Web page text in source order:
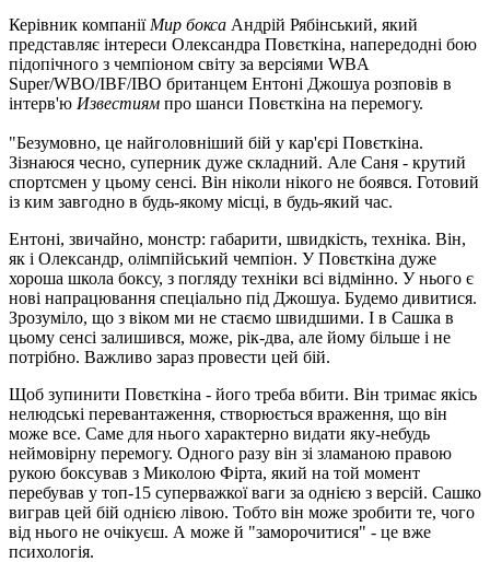
Керівник компанії Мир бокса Андрій Рябінський, який
представляє інтереси Олександра Повєткіна, напередодні бою
підопічного з чемпіоном світу за версіями WBA
Super/WBO/IBF/IBO британцем Ентоні Джошуа розповів в
інтерв'ю Известиям про шанси Повєткіна на перемогу.
"Безумовно, це найголовніший бій у кар'єрі Повєткіна.
Зізнаюся чесно, суперник дуже складний. Але Саня - крутий
спортсмен у цьому сенсі. Він ніколи нікого не боявся. Готовий
із ким завгодно в будь-якому місці, в будь-який час.
Ентоні, звичайно, монстр: габарити, швидкість, техніка. Він,
як і Олександр, олімпійський чемпіон. У Повєткіна дуже
хороша школа боксу, з погляду техніки всі відмінно. У нього є
нові напрацювання спеціально під Джошуа. Будемо дивитися.
Зрозуміло, що з віком ми не стаємо швидшими. І в Сашка в
цьому сенсі залишився, може, рік-два, але йому більше і не
потрібно. Важливо зараз провести цей бій.
Щоб зупинити Повєткіна - його треба вбити. Він тримає якісь
нелюдські перевантаження, створюється враження, що він
може все. Саме для нього характерно видати яку-небудь
неймовірну перемогу. Одного разу він зі зламаною правою
рукою боксував з Миколою Фірта, який на той момент
перебував у топ-15 суперважкої ваги за однією з версій. Сашко
виграв цей бій однією лівою. Тобто він може зробити те, чого
від нього не очікуєш. А може й "заморочитися" - це вже
психологія.